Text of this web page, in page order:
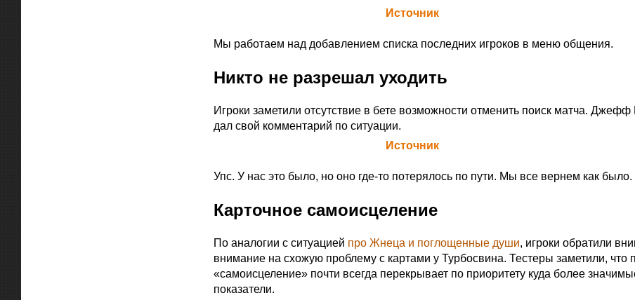
Источник
Мы работаем над добавлением списка последних игроков в меню общения.
Никто не разрешал уходить
Игроки заметили отсутствие в бете возможности отменить поиск матча. Джефф
дал свой комментарий по ситуации.
Источник
Упс. У нас это было, но оно где-то потерялось по пути. Мы все вернем как было.
Карточное самоисцеление
По аналогии с ситуацией про Жнеца и поглощенные души, игроки обратили
внимание на схожую проблему с картами у Турбосвина. Тестеры заметили, что
«самоисцеление» почти всегда перекрывает по приоритету куда более
показатели.